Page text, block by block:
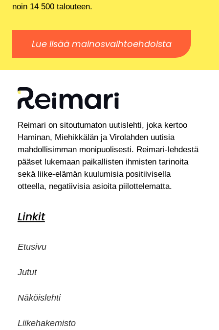
noin 14 500 talouteen.
Lue lisää mainosvaihtoehdoista
Reimari on sitoutumaton uutislehti, joka kertoo
Haminan, Miehikkälän ja Virolahden uutisia
mahdollisimman monipuolisesti. Reimari-lehdestä
pääset lukemaan paikallisten ihmisten tarinoita
sekä liike-elämän kuulumisia positiivisella
otteella, negatiivisia asioita piilottelematta.
Linkit
Etusivu
Jutut
Näköislehti
Liikehakemisto